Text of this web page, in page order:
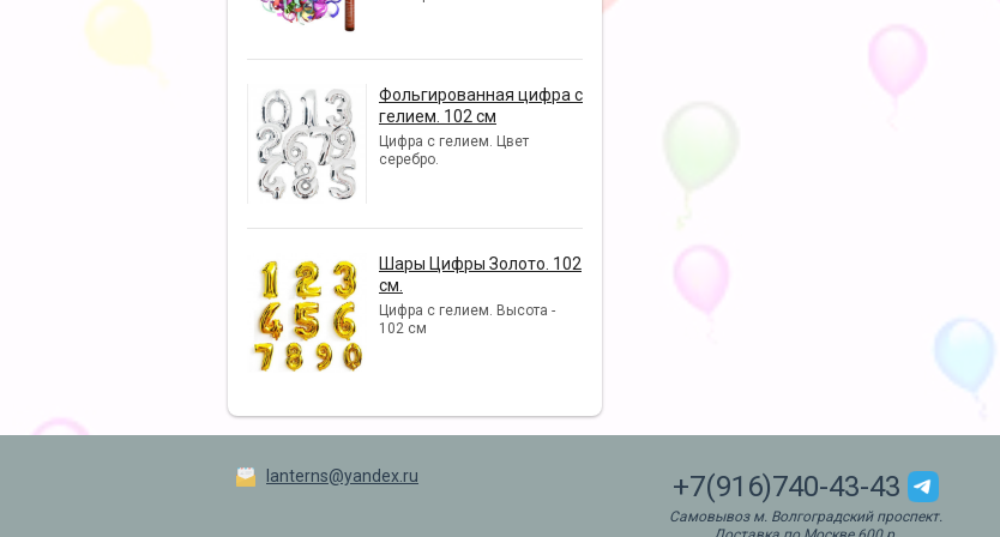
Фольгированная цифра с
гелием. 102 см
Цифра с гелием. Цвет
серебро.
Шары Цифры Золото. 102
см.
Цифра с гелием. Высота -
102 см
lanterns@yandex.ru +7(916)740-43-43
Самовывоз м. Волгоградский проспект.